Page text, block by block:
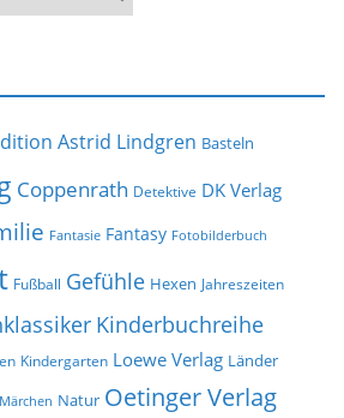
Astrid Lindgren Basteln
Coppenrath Detektive DK Verlag
Fantasie Fantasy Fotobilderbuch
Fußball Gefühle Hexen Jahreszeiten
Kinderbuchreihe
Kindergarten Loewe Verlag Länder
Märchen Natur Oetinger Verlag